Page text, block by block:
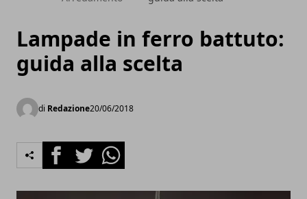
Lampade in ferro battuto:
guida alla scelta
di Redazione20/06/2018
FacebookTwitterWhatsapp